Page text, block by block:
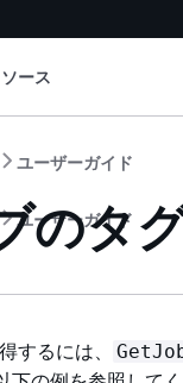
ース
ユーザーガイド
ユーザーガイド
のタ
するには、